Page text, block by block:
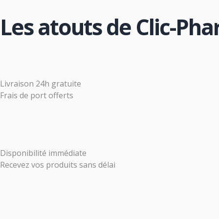
Les atouts de Clic-
Livraison 24h gratuite
Frais de port offerts
Disponibilité immédiate
Recevez vos produits sans délai